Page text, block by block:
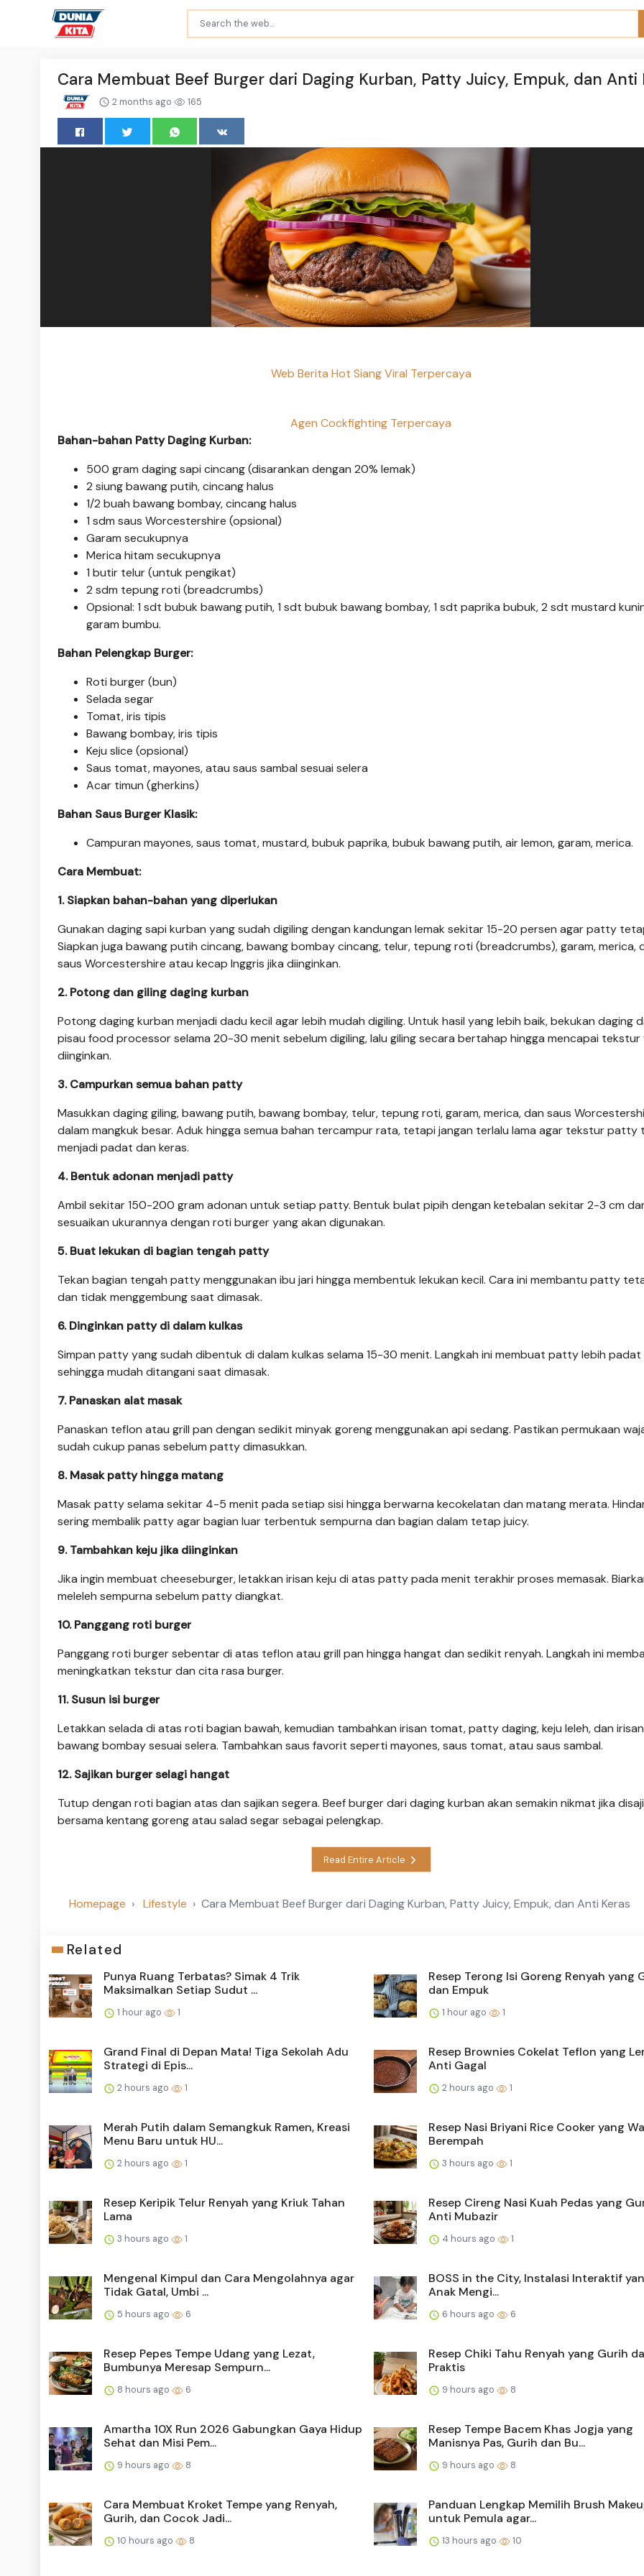
Cara Membuat Beef Burger dari Daging Kurban, Patty Juicy, Empuk, dan Anti
2 months ago 165
Web Berita Hot Siang Viral Terpercaya
Agen Cockfighting Terpercaya
Bahan-bahan Patty Daging Kurban:
500 gram daging sapi cincang (disarankan dengan 20% lemak)
2 siung bawang putih, cincang halus
1/2 buah bawang bombay, cincang halus
1 sdm saus Worcestershire (opsional)
Garam secukupnya
Merica hitam secukupnya
1 butir telur (untuk pengikat)
2 sdm tepung roti (breadcrumbs)
Opsional: 1 sdt bubuk bawang putih, 1 sdt bubuk bawang bombay, 1 sdt paprika bubuk, 2 sdt mustard
garam bumbu.
Bahan Pelengkap Burger:
Roti burger (bun)
Selada segar
Tomat, iris tipis
Bawang bombay, iris tipis
Keju slice (opsional)
Saus tomat, mayones, atau saus sambal sesuai selera
Acar timun (gherkins)
Bahan Saus Burger Klasik:
Campuran mayones, saus tomat, mustard, bubuk paprika, bubuk bawang putih, air lemon, garam, merica.
Cara Membuat:
1. Siapkan bahan-bahan yang diperlukan
Gunakan daging sapi kurban yang sudah digiling dengan kandungan lemak sekitar 15-20 persen agar patty
Siapkan juga bawang putih cincang, bawang bombay cincang, telur, tepung roti (breadcrumbs), garam, merica,
saus Worcestershire atau kecap Inggris jika diinginkan.
2. Potong dan giling daging kurban
Potong daging kurban menjadi dadu kecil agar lebih mudah digiling. Untuk hasil yang lebih baik, bekukan daging
pisau food processor selama 20-30 menit sebelum digiling, lalu giling secara bertahap hingga mencapai tekstur
diinginkan.
3. Campurkan semua bahan patty
Masukkan daging giling, bawang putih, bawang bombay, telur, tepung roti, garam, merica, dan saus
dalam mangkuk besar. Aduk hingga semua bahan tercampur rata, tetapi jangan terlalu lama agar tekstur patty
menjadi padat dan keras.
4. Bentuk adonan menjadi patty
Ambil sekitar 150-200 gram adonan untuk setiap patty. Bentuk bulat pipih dengan ketebalan sekitar 2-3 cm
sesuaikan ukurannya dengan roti burger yang akan digunakan.
5. Buat lekukan di bagian tengah patty
Tekan bagian tengah patty menggunakan ibu jari hingga membentuk lekukan kecil. Cara ini membantu patty
dan tidak menggembung saat dimasak.
6. Dinginkan patty di dalam kulkas
Simpan patty yang sudah dibentuk di dalam kulkas selama 15-30 menit. Langkah ini membuat patty lebih padat
sehingga mudah ditangani saat dimasak.
7. Panaskan alat masak
Panaskan teflon atau grill pan dengan sedikit minyak goreng menggunakan api sedang. Pastikan permukaan
sudah cukup panas sebelum patty dimasukkan.
8. Masak patty hingga matang
Masak patty selama sekitar 4-5 menit pada setiap sisi hingga berwarna kecokelatan dan matang merata.
sering membalik patty agar bagian luar terbentuk sempurna dan bagian dalam tetap juicy.
9. Tambahkan keju jika diinginkan
Jika ingin membuat cheeseburger, letakkan irisan keju di atas patty pada menit terakhir proses memasak.
meleleh sempurna sebelum patty diangkat.
10. Panggang roti burger
Panggang roti burger sebentar di atas teflon atau grill pan hingga hangat dan sedikit renyah. Langkah ini
meningkatkan tekstur dan cita rasa burger.
11. Susun isi burger
Letakkan selada di atas roti bagian bawah, kemudian tambahkan irisan tomat, patty daging, keju leleh, dan irisan
bawang bombay sesuai selera. Tambahkan saus favorit seperti mayones, saus tomat, atau saus sambal.
12. Sajikan burger selagi hangat
Tutup dengan roti bagian atas dan sajikan segera. Beef burger dari daging kurban akan semakin nikmat jika
bersama kentang goreng atau salad segar sebagai pelengkap.
Read Entire Article
Homepage Lifestyle Cara Membuat Beef Burger dari Daging Kurban, Patty Juicy, Empuk, dan Anti Keras
Related
Punya Ruang Terbatas? Simak 4 Trik
Maksimalkan Setiap Sudut ...
1 hour ago 1
Resep Terong Isi Goreng Renyah yang
dan Empuk
1 hour ago 1
Grand Final di Depan Mata! Tiga Sekolah Adu
Strategi di Epis...
2 hours ago 1
Resep Brownies Cokelat Teflon yang
Anti Gagal
2 hours ago 1
Merah Putih dalam Semangkuk Ramen, Kreasi
Menu Baru untuk HU...
2 hours ago 1
Resep Nasi Briyani Rice Cooker yang
Berempah
3 hours ago 1
Resep Keripik Telur Renyah yang Kriuk Tahan
Lama
3 hours ago 1
Resep Cireng Nasi Kuah Pedas yang
Anti Mubazir
4 hours ago 1
Mengenal Kimpul dan Cara Mengolahnya agar
Tidak Gatal, Umbi ...
5 hours ago 6
BOSS in the City, Instalasi Interaktif
Anak Mengi...
6 hours ago 6
Resep Pepes Tempe Udang yang Lezat,
Bumbunya Meresap Sempurn...
8 hours ago 6
Resep Chiki Tahu Renyah yang Gurih
Praktis
9 hours ago 8
Amartha 10X Run 2026 Gabungkan Gaya Hidup
Sehat dan Misi Pem...
9 hours ago 8
Resep Tempe Bacem Khas Jogja yang
Manisnya Pas, Gurih dan Bu...
9 hours ago 8
Cara Membuat Kroket Tempe yang Renyah,
Gurih, dan Cocok Jadi...
10 hours ago 8
Panduan Lengkap Memilih Brush
untuk Pemula agar...
13 hours ago 10